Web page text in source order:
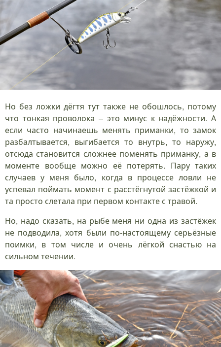
Но без ложки дёгтя тут также не обошлось, потому
что тонкая проволока – это минус к надёжности. А
если часто начинаешь менять приманки, то замок
разбалтывается, выгибается то внутрь, то наружу,
отсюда становится сложнее поменять приманку, а в
моменте вообще можно её потерять. Пару таких
случаев у меня было, когда в процессе ловли не
успевал поймать момент с расстёгнутой застёжкой и
та просто слетала при первом контакте с травой.
Но, надо сказать, на рыбе меня ни одна из застёжек
не подводила, хотя были по-настоящему серьёзные
поимки, в том числе и очень лёгкой снастью на
сильном течении.